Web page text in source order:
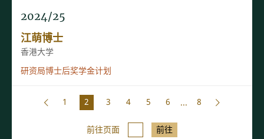
2024/25
江萌博士
香港大学
研资局博士后奖学金计划
1 2 3 4 5 6 ... 8
前往页面 前往